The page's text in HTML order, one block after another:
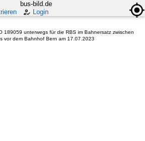
bus-bild.de
Login
189059 unterwegs für die RBS im Bahnersatz zwischen
vor dem Bahnhof Bern am 17.07.2023